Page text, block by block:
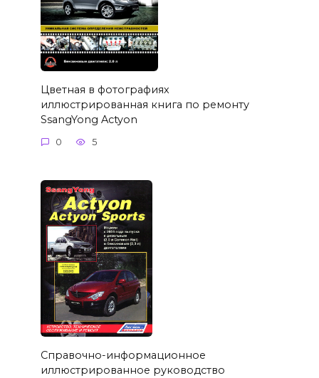
Цветная в фотографиях
иллюстрированная книга по ремонту
SsangYong Actyon
0 5
Справочно-информационное
иллюстрированное руководство